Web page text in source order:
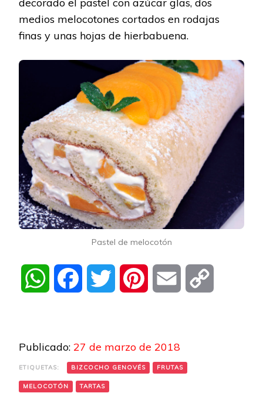
medios melocotones cortados en rodajas
finas y unas hojas de hierbabuena.
Pastel de melocotón
WhatsAppFacebook Twitter Pinterest Email
Publicado: 27 de marzo de 2018
ETIQUETAS: BIZCOCHO GENOVÉS FRUTAS
MELOCOTÓN TARTAS